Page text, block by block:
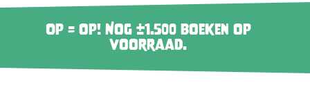
Op = op! Nog ±1.500 boeken op
voorraad.